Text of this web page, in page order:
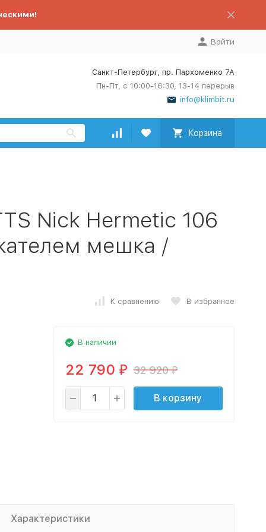
Войти
Санкт-Петербург, пр. Пархоменко 7А
Пн-Пт, с 10:00-16:30, 13-14 перерыв
info@klimbit.ru
Корзина
Nick Hermetic 106
мешка /
К сравнению В избранное
В наличии
22 790 ₽ 32 920₽
В корзину
Характеристики